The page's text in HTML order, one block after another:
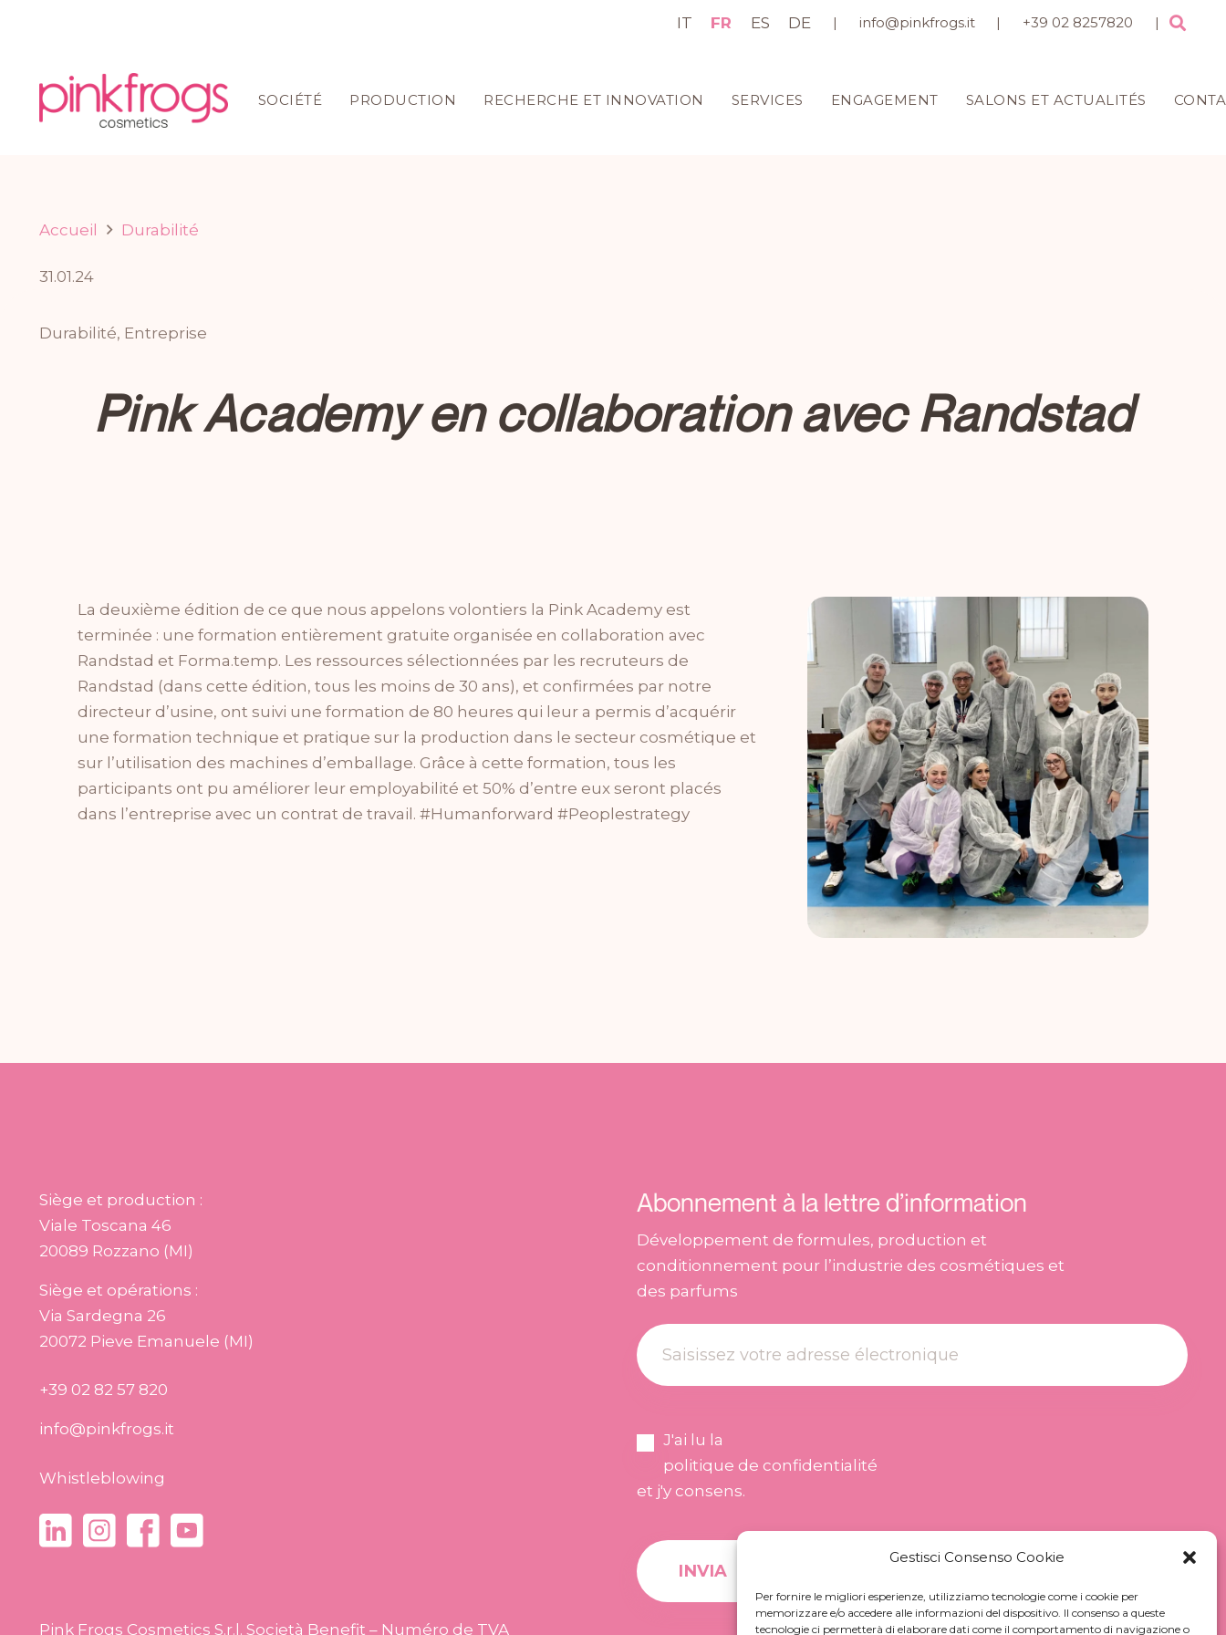
Gestisci Consenso Cookie
Per fornire le migliori esperienze, utilizziamo tecnologie come i cookie per
memorizzare e/o accedere alle informazioni del dispositivo. Il consenso a queste
tecnologie ci permetterà di elaborare dati come il comportamento di navigazione o
IT FR ES DE | info@pinkfrogs.it | +39 02 8257820 |
SOCIÉTÉ PRODUCTION RECHERCHE ET INNOVATION SERVICES ENGAGEMENT SALONS ET ACTUALITÉS
Accueil Durabilité
31.01.24
Durabilité, Entreprise
Pink Academy en collaboration avec Randstad
La deuxième édition de ce que nous appelons volontiers la Pink Academy est
terminée : une formation entièrement gratuite organisée en collaboration avec
Randstad et Forma.temp. Les ressources sélectionnées par les recruteurs de
Randstad (dans cette édition, tous les moins de 30 ans), et confirmées par notre
directeur d’usine, ont suivi une formation de 80 heures qui leur a permis d’acquérir
une formation technique et pratique sur la production dans le secteur cosmétique et
sur l’utilisation des machines d’emballage. Grâce à cette formation, tous les
participants ont pu améliorer leur employabilité et 50% d’entre eux seront placés
dans l’entreprise avec un contrat de travail. #Humanforward #Peoplestrategy
Siège et production :
Viale Toscana 46
20089 Rozzano (MI)
Siège et opérations :
Via Sardegna 26
20072 Pieve Emanuele (MI)
+39 02 82 57 820
info@pinkfrogs.it
Whistleblowing
Pink Frogs Cosmetics S.r.l. Società Benefit – Numéro de TVA
Abonnement à la lettre d’information
Développement de formules, production et
conditionnement pour l’industrie des cosmétiques et
des parfums
J'ai lu la
politique de confidentialité
et j'y consens.